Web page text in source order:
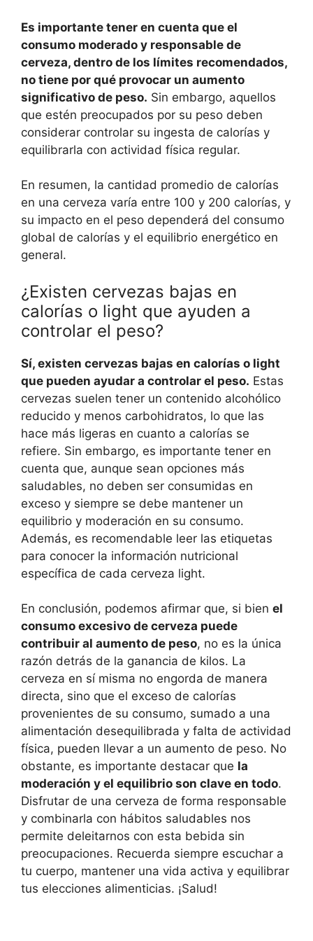
Es importante tener en cuenta que el
consumo moderado y responsable de
cerveza, dentro de los límites recomendados,
no tiene por qué provocar un aumento
significativo de peso. Sin embargo, aquellos
que estén preocupados por su peso deben
considerar controlar su ingesta de calorías y
equilibrarla con actividad física regular.
En resumen, la cantidad promedio de calorías
en una cerveza varía entre 100 y 200 calorías, y
su impacto en el peso dependerá del consumo
global de calorías y el equilibrio energético en
general.
¿Existen cervezas bajas en
calorías o light que ayuden a
controlar el peso?
Sí, existen cervezas bajas en calorías o light
que pueden ayudar a controlar el peso. Estas
cervezas suelen tener un contenido alcohólico
reducido y menos carbohidratos, lo que las
hace más ligeras en cuanto a calorías se
refiere. Sin embargo, es importante tener en
cuenta que, aunque sean opciones más
saludables, no deben ser consumidas en
exceso y siempre se debe mantener un
equilibrio y moderación en su consumo.
Además, es recomendable leer las etiquetas
para conocer la información nutricional
específica de cada cerveza light.
En conclusión, podemos afirmar que, si bien el
consumo excesivo de cerveza puede
contribuir al aumento de peso, no es la única
razón detrás de la ganancia de kilos. La
cerveza en sí misma no engorda de manera
directa, sino que el exceso de calorías
provenientes de su consumo, sumado a una
alimentación desequilibrada y falta de actividad
física, pueden llevar a un aumento de peso. No
obstante, es importante destacar que la
moderación y el equilibrio son clave en todo.
Disfrutar de una cerveza de forma responsable
y combinarla con hábitos saludables nos
permite deleitarnos con esta bebida sin
preocupaciones. Recuerda siempre escuchar a
tu cuerpo, mantener una vida activa y equilibrar
tus elecciones alimenticias. ¡Salud!